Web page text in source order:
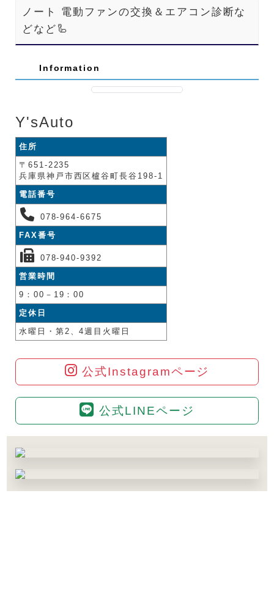
ノート 電動ファンの交換＆エアコン診断な
どなど🦾
Information
Y'sAuto
住所
〒651-2235
兵庫県神戸市西区櫨谷町長谷198-1
電話番号
078-964-6675
FAX番号
078-940-9392
営業時間
9：00－19：00
定休日
水曜日・第2、4週目火曜日
公式Instagramページ
公式LINEページ